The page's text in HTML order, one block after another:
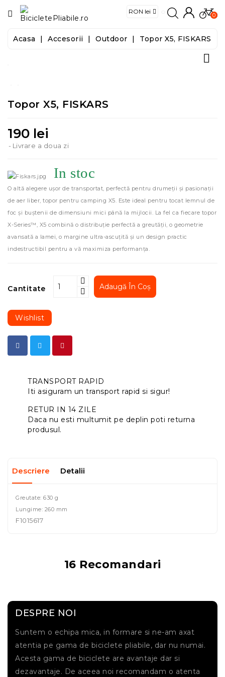
CATEGORIE
Biciclete
Trotinete
Trotinete
Electrice
Food
&
Tools
0
Acasa Accesorii Outdoor Topor X5, FISKARS

Topor X5, FISKARS
190 lei
Livrare a doua zi
In stoc
O altă alegere ușor de transportat, perfectă pentru drumeții și pasionații
de aer liber, topor pentru camping X5. Este ideal pentru tocat lemnul de
foc și buștenii de dimensiuni mici până la mijlocii. La fel ca fiecare topor
X-Series™, X5 combină o distribuție perfectă a greutății, o geometrie
avansată a lamei, o margine ultra-ascuțită și un design practic
indestructibil pentru a vă maximiza performanța.
Cantitate Adaugă În Coș
Wishlist
TRANSPORT RAPID
Iti asiguram un transport rapid si sigur!
RETUR IN 14 ZILE
Daca nu esti multumit pe deplin poti returna
produsul.
Descriere Detalii
Greutate: 630 g
Lungime: 260 mm
F1015617
16 Recomandari
DESPRE NOI
Suntem o echipa mica, in formare si ne-am axat
atentia pe gama de biciclete pliabile, dar nu numai.
Acesta gama de biciclete are avantaje dar si
dezavantaje. De aceea noi recomandam o atenta